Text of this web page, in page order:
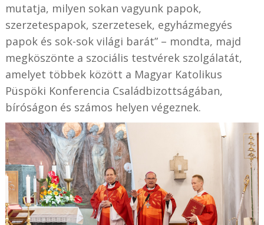
mutatja, milyen sokan vagyunk papok,
szerzetespapok, szerzetesek, egyházmegyés
papok és sok-sok világi barát” – mondta, majd
megköszönte a szociális testvérek szolgálatát,
amelyet többek között a Magyar Katolikus
Püspöki Konferencia Családbizottságában,
bíróságon és számos helyen végeznek.